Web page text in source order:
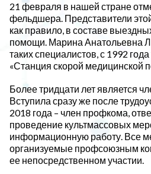
21 февраля в нашей стране
фельдшера. Представители
как правило, в составе
помощи. Марина Анатольевна
таких специалистов, с 1992
«Станция скорой медицинской
Более тридцати лет является
Вступила сразу же после
2018 года – член профкома,
проведение культмассовых
информационную работу. Все
организуемые профсоюзным
ее непосредственном участии.